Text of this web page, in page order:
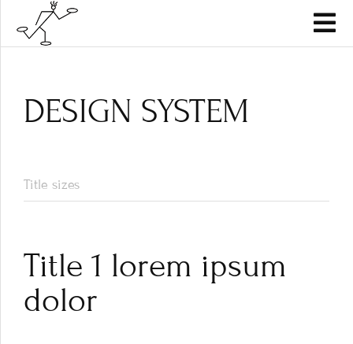
DESIGN SYSTEM
Title sizes
Title 1 lorem ipsum
dolor